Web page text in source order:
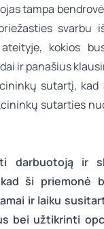
tampa
kokios
ir panašius
sutartį, kad
sutarties
darbuotoją ir
ši priemonė
ir laiku
bei užtikrinti